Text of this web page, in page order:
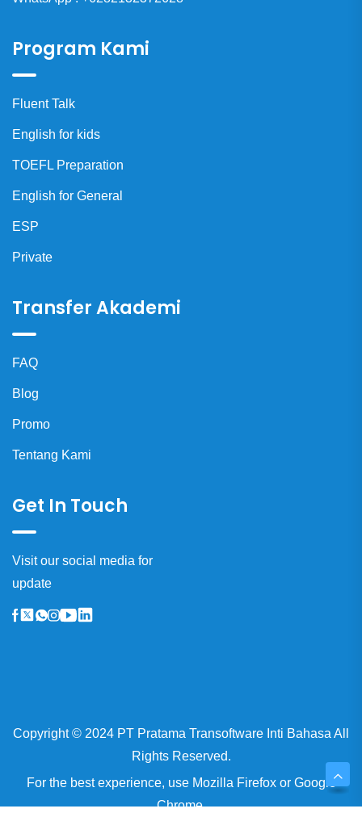
Program Kami
Fluent Talk
English for kids
TOEFL Preparation
English for General
ESP
Private
Transfer Akademi
FAQ
Blog
Promo
Tentang Kami
Get In Touch
Visit our social media for
update
Copyright © 2024 PT Pratama Transoftware Inti Bahasa All
Rights Reserved.
For the best experience, use Mozilla Firefoxor Google
Chrome.